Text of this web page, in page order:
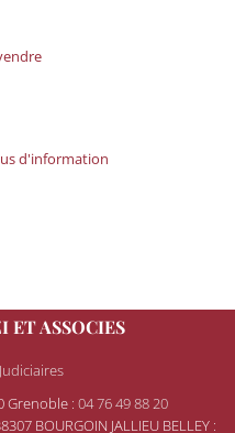
d'information
ET ASSOCIES
Grenoble : 04 76 49 88 20
BOURGOIN JALLIEU BELLEY :